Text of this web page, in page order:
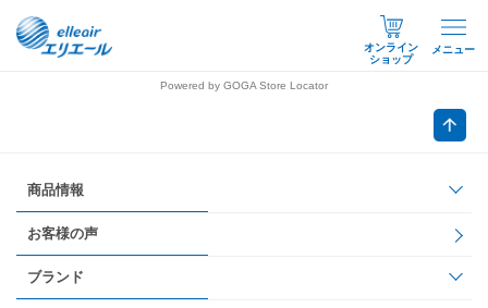
オンライン
ショップ
メニュー
Powered by GOGA Store Locator
商品情報
お客様の声
ブランド